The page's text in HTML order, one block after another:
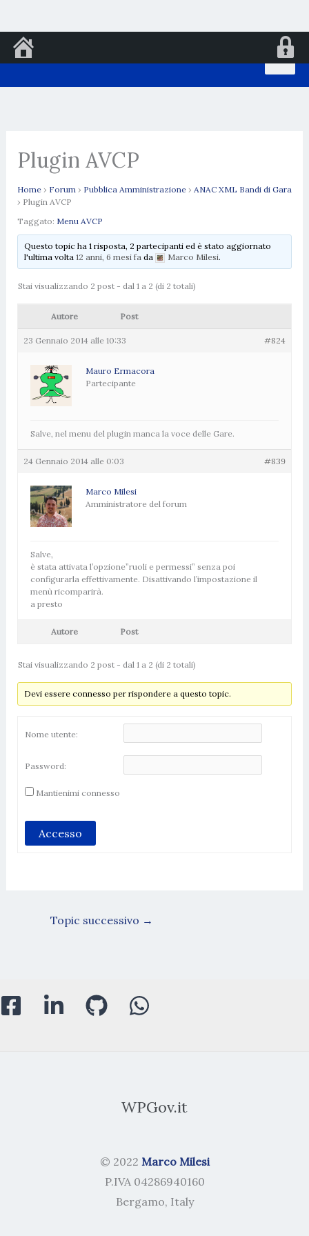
al
Plugin AVCP
Home › Forum › Pubblica Amministrazione › ANAC XML Bandi di Gara
› Plugin AVCP
Taggato: Menu AVCP
Questo topic ha 1 risposta, 2 partecipanti ed è stato aggiornato
l'ultima volta 12 anni, 6 mesi fada Marco Milesi.
Stai visualizzando 2 post - dal 1 a 2 (di 2 totali)
Autore Post
23 Gennaio 2014 alle 10:33 #824
Mauro Ermacora
Partecipante
Salve, nel menu del plugin manca la voce delle Gare.
24 Gennaio 2014 alle 0:03 #839
Marco Milesi
Amministratore del forum
Salve,
è stata attivata l’opzione”ruoli e permessi” senza poi
configurarla effettivamente. Disattivando l’impostazione il
menù ricomparirà.
a presto
Autore Post
Stai visualizzando 2 post - dal 1 a 2 (di 2 totali)
Devi essere connesso per rispondere a questo topic.
Nome utente:
Password:
Mantienimi connesso
Accesso
Topic successivo →
WPGov.it
© 2022 Marco Milesi
P.IVA 04286940160
Bergamo, Italy